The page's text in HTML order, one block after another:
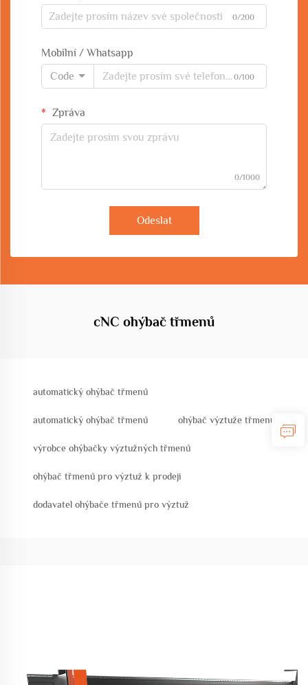
0/200
Mobilní / Whatsapp
Code
0/100
Zpráva
0/1000
Odeslat
cNC ohýbač třmenů
automatický ohýbač třmenů
automatický ohýbač třmenů ohýbač výztuže třmenů
výrobce ohýbačky výztužných třmenů
ohýbač třmenů pro výztuž k prodeji
dodavatel ohýbače třmenů pro výztuž